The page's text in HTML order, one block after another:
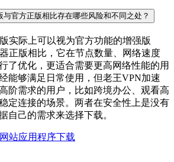
官方正版相比存在哪些风险和不同之处？
实际上可以视为官方功能的增强版
正版相比，它在节点数量、网络速度
了优化，更适合需要更高网络性能的用
能够满足日常使用，但老王VPN加速
阶需求的用户，比如跨境办公、观看高
定连接的场景。两者在安全性上是没有
自己的需求来选择下载。
站应用程序下载